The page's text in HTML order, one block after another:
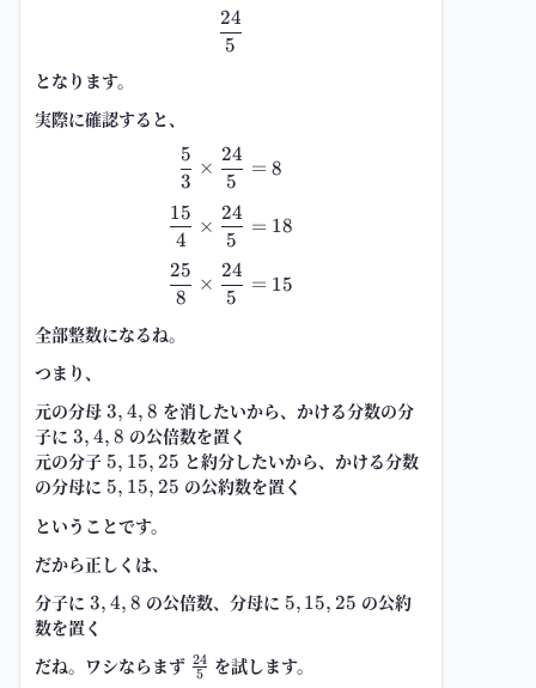
\ \frac{24}{5} \
5
24
となります。
実際に確認すると、
\ \frac{5}{3}\times
3
5
×
5
24
= 8
\ \frac{15}{4}\times
4
15
×
5
24
= 18
\ \frac{25}{8}\times
8
25
×
5
24
= 15
全部整数になるね。
つまり、
元の分母 3,4,8
3, 4, 8 を消したいから、 かける分数の分
子に 3,4,8
3, 4, 8 の公倍数を置く
元の分子 5,15,25
5, 15, 25 と約分したいから、 かける分数
の分母に 5,15,25
5, 15, 25 の公約数を置く
ということです。
だから正しくは、
分子に 3,4,8
3, 4, 8 の公倍数、分母に 5,15,25
5, 15, 25 の公約
数を置く
だね。ワシならまず \frac{24}
5
24 を試します。